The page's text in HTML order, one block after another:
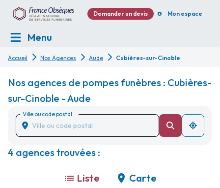
Demander un devis Mon espace
Menu
Accueil Nos Agences Aude Cubières-sur-Cinoble
Nos agences de pompes funèbres : Cubières-
sur-Cinoble - Aude
Ville ou code postal
4 agences trouvées :
Liste Carte